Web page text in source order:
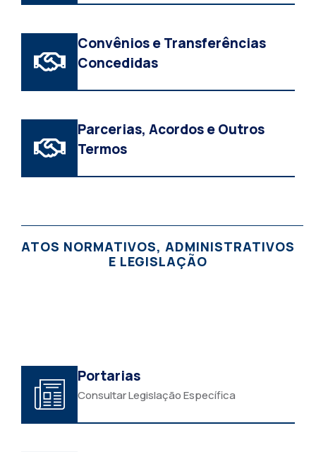
Convênios e Transferências
Concedidas
Parcerias, Acordos e Outros
Termos
ATOS NORMATIVOS, ADMINISTRATIVOS
E LEGISLAÇÃO
Portarias
Consultar Legislação Específica